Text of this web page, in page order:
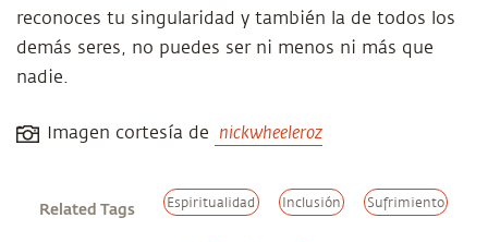
reconoces tu singularidad y también la de todos los
demás seres, no puedes ser ni menos ni más que
nadie.
Imagen cortesía de nickwheeleroz
Related Tags Espiritualidad Inclusión Sufrimiento